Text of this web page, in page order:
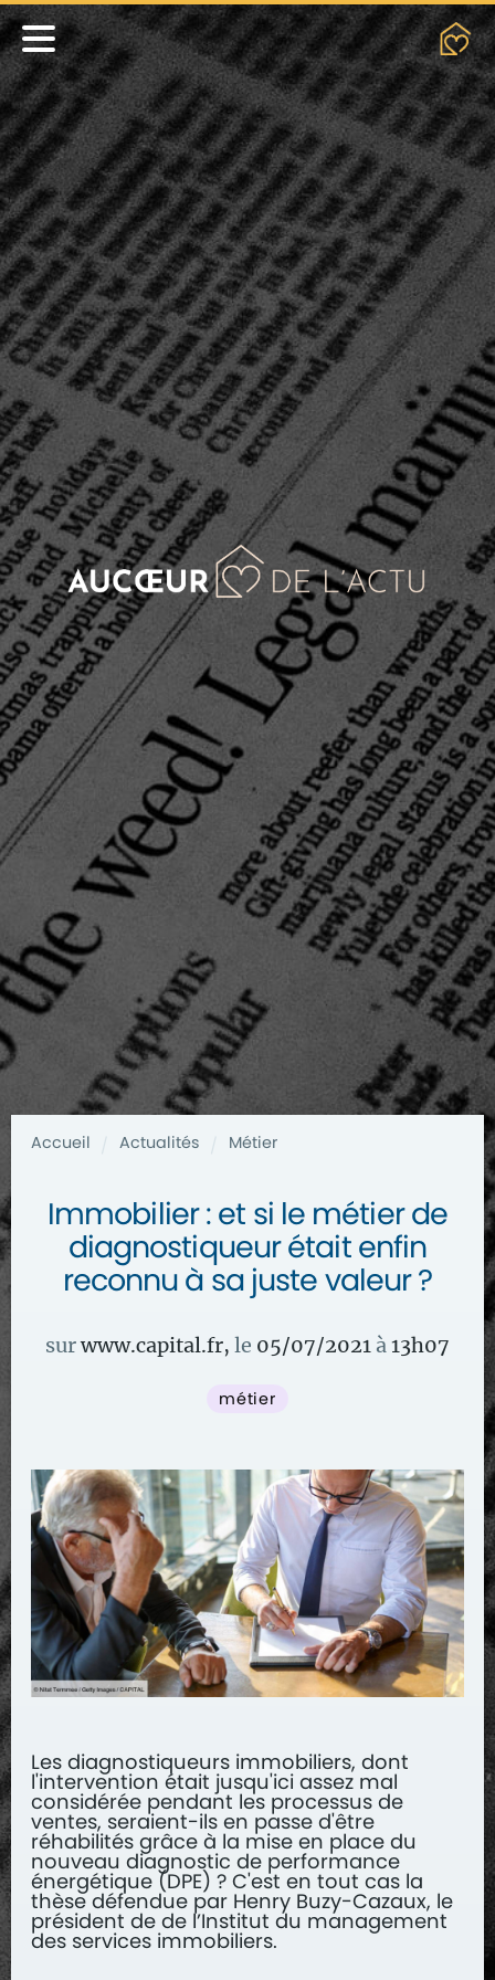
Accueil Actualités Métier
Immobilier : et si le métier de
diagnostiqueur était enfin
reconnu à sa juste valeur ?
surwww.capital.fr, le 05/07/2021 à13h07
métier
Les diagnostiqueurs immobiliers, dont
l'intervention était jusqu'ici assez mal
considérée pendant les processus de
ventes, seraient-ils en passe d'être
réhabilités grâce à la mise en place du
nouveau diagnostic de performance
énergétique (DPE) ? C'est en tout cas la
thèse défendue par Henry Buzy-Cazaux, le
président de de l’Institut du management
des services immobiliers.